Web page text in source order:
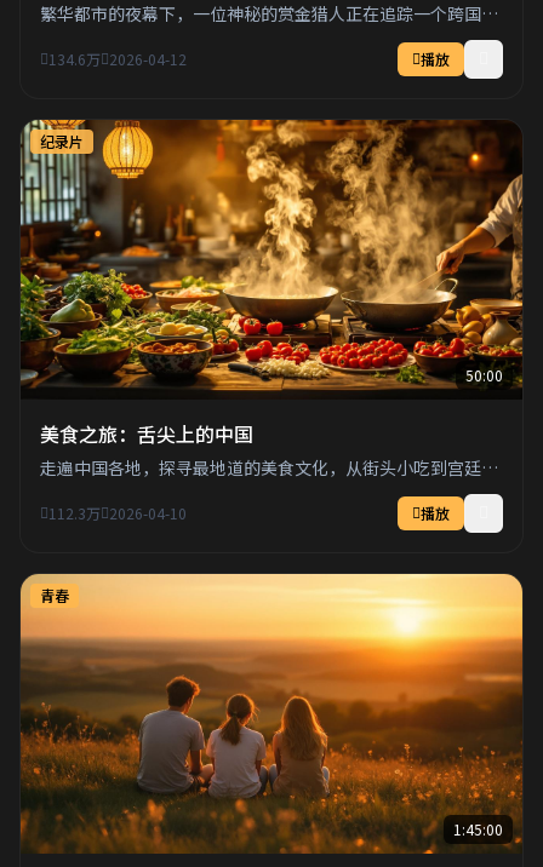
繁华都市的夜幕下，一位神秘的赏金猎人正在追踪一个跨国犯
134.6万 2026-04-12 播放
50:00
纪录片
美食之旅：舌尖上的中国
走遍中国各地，探寻最地道的美食文化，从街头小吃到宫廷御
112.3万 2026-04-10 播放
1:45:00
青春